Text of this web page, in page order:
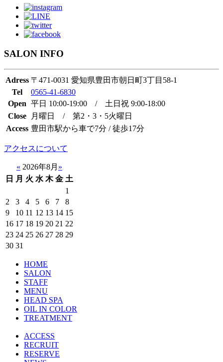
SALON INFO
Adress 〒471-0031 愛知県豊田市朝日町3丁目58-1
Tel
0565-41-6830
Open 平日 10:00-19:00 / 土日祝 9:00-18:00
Close
月曜日 / 第2・3・5火曜日
Access 豊田市駅から車で7分 / 徒歩17分
アクセスについて
« 2026年8月 »
日
月 火 水 木 金 土
1
2
3 4 5 6 7
8
9
10 11 12 13 14 15
16 17 18 19 20 21 22
23 24 25 26 27 28 29
30 31
HOME
SALON
STAFF
MENU
HEAD SPA
OIL IN COLOR
TREATMENT
ACCESS
RECRUIT
RESERVE